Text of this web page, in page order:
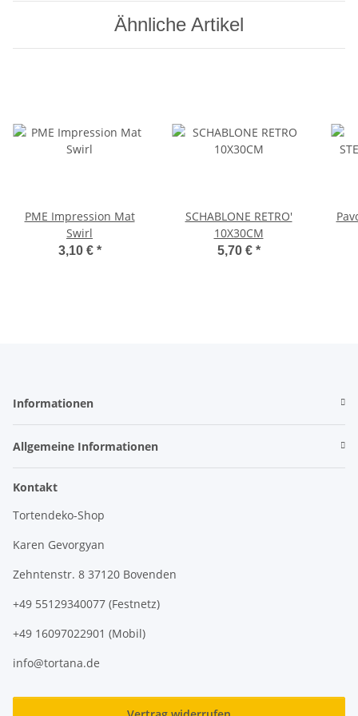
Ähnliche Artikel
PME Impression Mat
Swirl
3,10 € *
SCHABLONE RETRO'
10X30CM
5,70 € *
Informationen
Allgemeine Informationen
Kontakt
Tortendeko-Shop
Karen Gevorgyan
Zehntenstr. 8 37120 Bovenden
+49 55129340077 (Festnetz)
+49 16097022901 (Mobil)
info@tortana.de